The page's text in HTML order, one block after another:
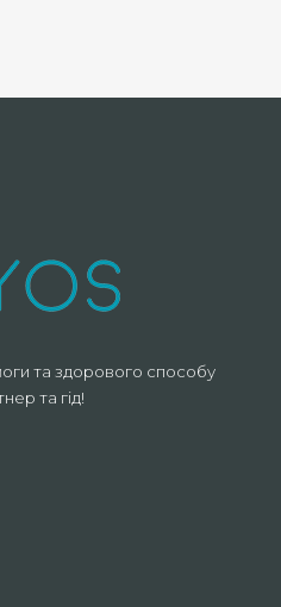
та здорового способу
та гід!